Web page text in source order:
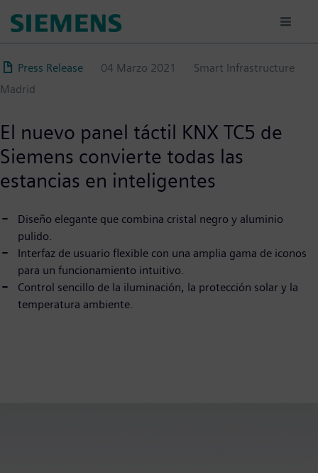
principal
Press Release 04 Marzo 2021
Smart Infrastructure
Madrid
El nuevo panel táctil KNX TC5 de
Siemens convierte todas las
estancias en inteligentes
Diseño elegante que combina cristal negro y aluminio
pulido.
Interfaz de usuario flexible con una amplia gama de iconos
para un funcionamiento intuitivo.
Control sencillo de la iluminación, la protección solar y la
temperatura ambiente.